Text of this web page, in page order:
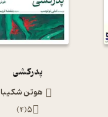
پدرکشی
هوتن شکیبا
5
(
4
)